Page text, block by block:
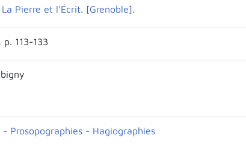
La Pierre et l'Écrit. [Grenoble].
p. 113-133
- Prosopographies - Hagiographies